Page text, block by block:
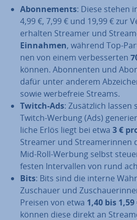
Abon­ne­ments: Diese stehen
4,99 €, 7,99 € und 19,99 € zur
erhalten Streamer und
Einnahmen, während Top-
nen von einem ver­bes­ser­ten
können. Abon­nen­ten und
dafür unter anderem
sowie wer­be­freie Streams.
Twitch-Ads: Zu­sätz­lich lassen
Twitch-Werbung (Ads)
li­che Erlös liegt bei etwa 3 €
Streamer und Strea­me­rin­nen
Mid-Roll-Werbung selbst
festen In­ter­val­len von rund
Bits: Bits sind die interne
Zuschauer und
Preisen von etwa 1,40 bis
können diese direkt an